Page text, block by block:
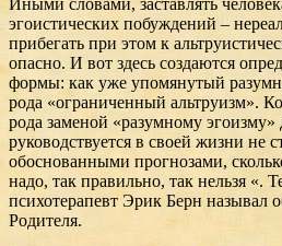
эгоистических побуждений –
прибегать при этом к
опасно. И вот здесь создаются
формы: как уже упомянутый
рода «ограниченный альтруизм».
рода заменой «разумному эгоизму»
руководствуется в своей жизни не
обоснованными прогнозами,
надо, так правильно, так нельзя «.
психотерапевт Эрик Берн называл
Родителя.